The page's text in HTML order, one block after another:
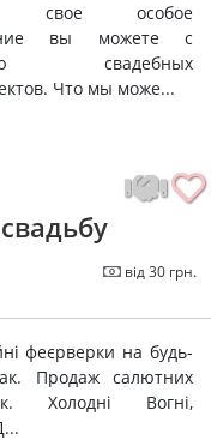
свое особое
вы можете с
свадебных
Что мы може...
від 30 грн.
феєрверки на будь-
Продаж салютних
Холодні Вогні,